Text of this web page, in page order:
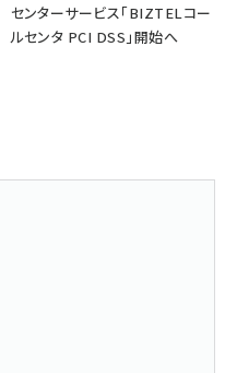
センターサービス「BIZTELコー
ルセンタ PCI DSS」開始へ